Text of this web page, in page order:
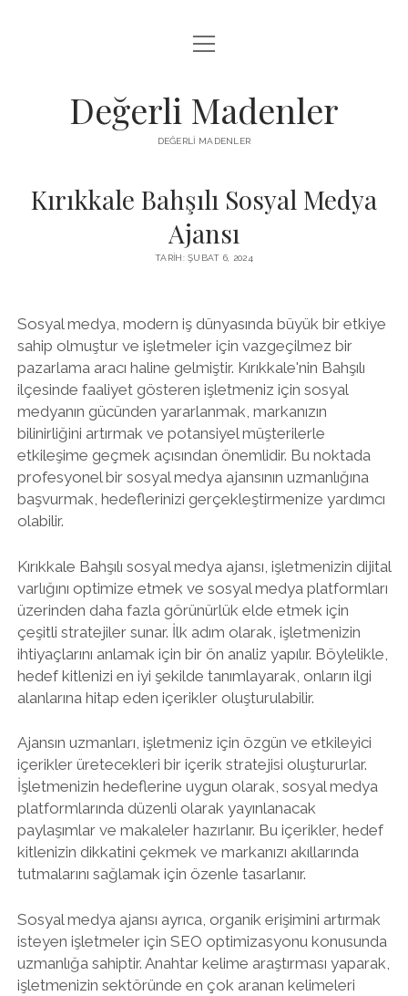
FACEBOOK TAKIPÇI YÜKSELTME HILESI
menüyü
aç
Değerli Madenler
DEĞERLI MADENLER
Kırıkkale Bahşılı Sosyal Medya
Ajansı
TARIH: ŞUBAT 6, 2024
Sosyal medya, modern iş dünyasında büyük bir etkiye
sahip olmuştur ve işletmeler için vazgeçilmez bir
pazarlama aracı haline gelmiştir. Kırıkkale'nin Bahşılı
ilçesinde faaliyet gösteren işletmeniz için sosyal
medyanın gücünden yararlanmak, markanızın
bilinirliğini artırmak ve potansiyel müşterilerle
etkileşime geçmek açısından önemlidir. Bu noktada
profesyonel bir sosyal medya ajansının uzmanlığına
başvurmak, hedeflerinizi gerçekleştirmenize yardımcı
olabilir.
Kırıkkale Bahşılı sosyal medya ajansı, işletmenizin dijital
varlığını optimize etmek ve sosyal medya platformları
üzerinden daha fazla görünürlük elde etmek için
çeşitli stratejiler sunar. İlk adım olarak, işletmenizin
ihtiyaçlarını anlamak için bir ön analiz yapılır. Böylelikle,
hedef kitlenizi en iyi şekilde tanımlayarak, onların ilgi
alanlarına hitap eden içerikler oluşturulabilir.
Ajansın uzmanları, işletmeniz için özgün ve etkileyici
içerikler üretecekleri bir içerik stratejisi oluştururlar.
İşletmenizin hedeflerine uygun olarak, sosyal medya
platformlarında düzenli olarak yayınlanacak
paylaşımlar ve makaleler hazırlanır. Bu içerikler, hedef
kitlenizin dikkatini çekmek ve markanızı akıllarında
tutmalarını sağlamak için özenle tasarlanır.
Sosyal medya ajansı ayrıca, organik erişimini artırmak
isteyen işletmeler için SEO optimizasyonu konusunda
uzmanlığa sahiptir. Anahtar kelime araştırması yaparak,
işletmenizin sektöründe en çok aranan kelimeleri